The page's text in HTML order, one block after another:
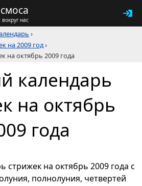
вокруг нас
›
на 2009 год›
на октябрь 2009 года
календарь
на октябрь
года
стрижек на октябрь 2009 года с
полнолуния, четвертей